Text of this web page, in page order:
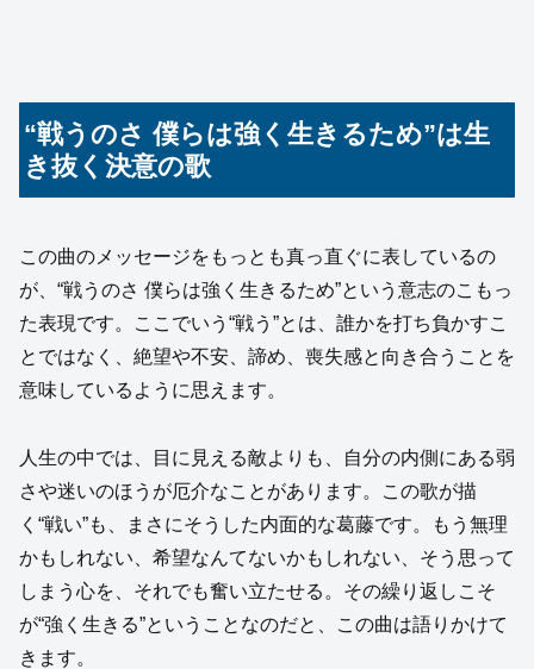
“戦うのさ 僕らは強く生きるため”は生
き抜く決意の歌
この曲のメッセージをもっとも真っ直ぐに表しているの
が、“戦うのさ 僕らは強く生きるため”という意志のこもっ
た表現です。ここでいう“戦う”とは、誰かを打ち負かすこ
とではなく、絶望や不安、諦め、喪失感と向き合うことを
意味しているように思えます。
人生の中では、目に見える敵よりも、自分の内側にある弱
さや迷いのほうが厄介なことがあります。この歌が描
く“戦い”も、まさにそうした内面的な葛藤です。もう無理
かもしれない、希望なんてないかもしれない、そう思って
しまう心を、それでも奮い立たせる。その繰り返しこそ
が“強く生きる”ということなのだと、この曲は語りかけて
きます。